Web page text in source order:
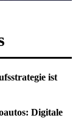
ist
Digitale